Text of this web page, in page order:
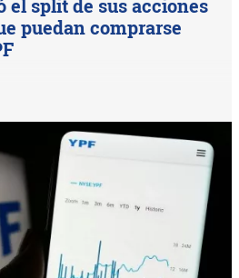
el split de sus acciones
puedan comprarse